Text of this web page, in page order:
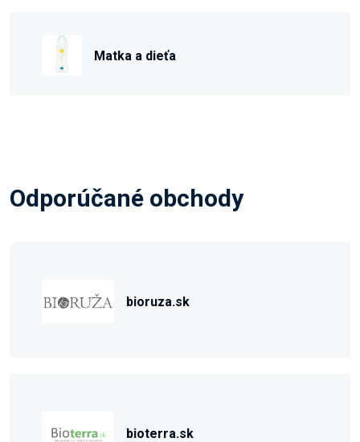
Matka a dieťa
Odporúčané obchody
bioruza.sk
bioterra.sk